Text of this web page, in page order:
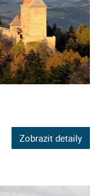
Zobrazit detaily